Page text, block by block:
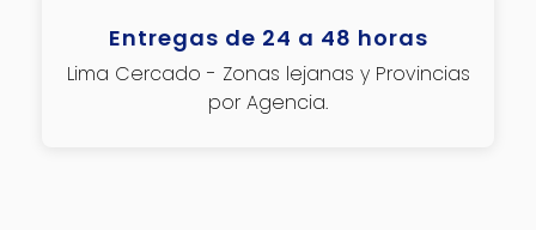
Entregas de 24 a 48 horas
Lima Cercado - Zonas lejanas y Provincias
por Agencia.